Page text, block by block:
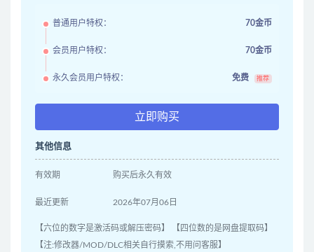
普通用户特权： 70金币
会员用户特权： 70金币
永久会员用户特权： 免费 推荐
立即购买
其他信息
有效期 购买后永久有效
最近更新 2026年07月06日
【六位的数字是激活码或解压密码】 【四位数的是网盘提取码】
【注:修改器/MOD/DLC相关自行摸索,不用问客服】